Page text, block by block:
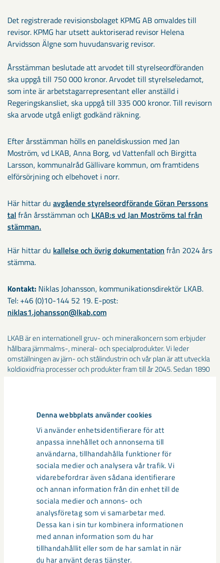
Denna webbplats använder cookies
Vi använder enhetsidentifierare för att
anpassa innehållet och annonserna till
användarna, tillhandahålla funktioner för
sociala medier och analysera vår trafik. Vi
vidarebefordrar även sådana identifierare
och annan information från din enhet till de
sociala medier och annons- och
analysföretag som vi samarbetar med.
Dessa kan i sin tur kombinera informationen
med annan information som du har
tillhandahållit eller som de har samlat in när
du har använt deras tjänster.
Det registrerade revisionsbolaget KPMG AB omvaldes till
revisor. KPMG har utsett auktoriserad revisor Helena
Arvidsson Älgne som huvudansvarig revisor.
Årsstämman beslutade att arvodet till styrelseordföranden
ska uppgå till 750 000 kronor. Arvodet till styrelseledamot,
som inte är arbetstagar­representant eller anställd i
Regeringskansliet, ska uppgå till 335 000 kronor. Till revisorn
ska arvode utgå enligt godkänd räkning.
Efter årsstämman hölls en paneldiskussion med Jan
Moström, vd LKAB, Anna Borg, vd Vattenfall och Birgitta
Larsson, kommunalråd Gällivare kommun, om framtidens
elförsörjning och elbehovet i norr.
Här hittar du avgående styrelseordförande Göran Perssons
tal från årsstämman och LKAB:s vd Jan Moströms tal från
stämman.
Här hittar du kallelse och övrig dokumentation från 2024 års
stämma.
Kontakt: Niklas Johansson, kommunikationsdirektör LKAB.
Tel: +46 (0)10-144 52 19. E-post:
niklas1.johansson@lkab.com
LKAB är en internationell gruv- och mineralkoncern som erbjuder
hållbara järnmalms-, mineral- och specialprodukter. Vi leder
omställningen av järn- och stålindustrin och vår plan är att utveckla
koldioxidfria processer och produkter fram till år 2045. Sedan 1890
Media